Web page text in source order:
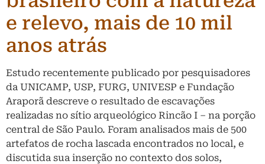
e relevo, mais de 10 mil
anos atrás
Estudo recentemente publicado por pesquisadores
da UNICAMP, USP, FURG, UNIVESP e Fundação
Araporã descreve o resultado de escavações
realizadas no sítio arqueológico Rincão I – na porção
central de São Paulo. Foram analisados mais de 500
artefatos de rocha lascada encontrados no local, e
discutida sua inserção no contexto dos solos,